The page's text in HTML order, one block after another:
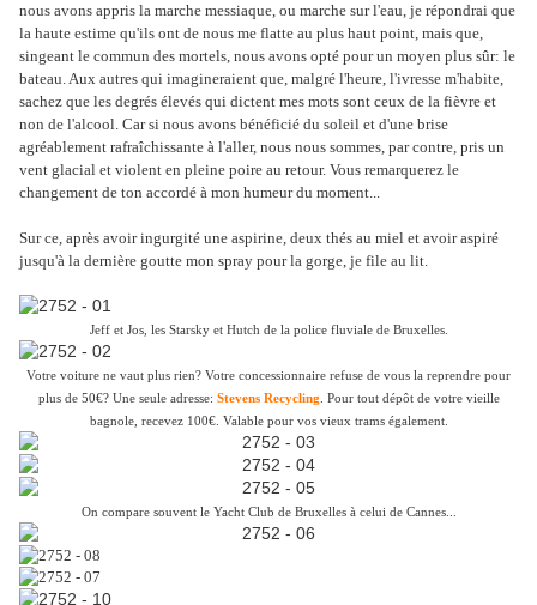
nous avons appris la marche messiaque, ou marche sur l'eau, je répondrai que
la haute estime qu'ils ont de nous me flatte au plus haut point, mais que,
singeant le commun des mortels, nous avons opté pour un moyen plus sûr: le
bateau. Aux autres qui imagineraient que, malgré l'heure, l'ivresse m'habite,
sachez que les degrés élevés qui dictent mes mots sont ceux de la fièvre et
non de l'alcool. Car si nous avons bénéficié du soleil et d'une brise
agréablement rafraîchissante à l'aller, nous nous sommes, par contre, pris un
vent glacial et violent en pleine poire au retour. Vous remarquerez le
changement de ton accordé à mon humeur du moment...
Sur ce, après avoir ingurgité une aspirine, deux thés au miel et avoir aspiré
jusqu'à la dernière goutte mon spray pour la gorge, je file au lit.
Jeff et Jos, les Starsky et Hutch de la police fluviale de Bruxelles.
Votre voiture ne vaut plus rien? Votre concessionnaire refuse de vous la reprendre pour
plus de 50€? Une seule adresse: Stevens Recycling . Pour tout dépôt de votre vieille
bagnole, recevez 100€. Valable pour vos vieux trams également.
On compare souvent le Yacht Club de Bruxelles à celui de Cannes...